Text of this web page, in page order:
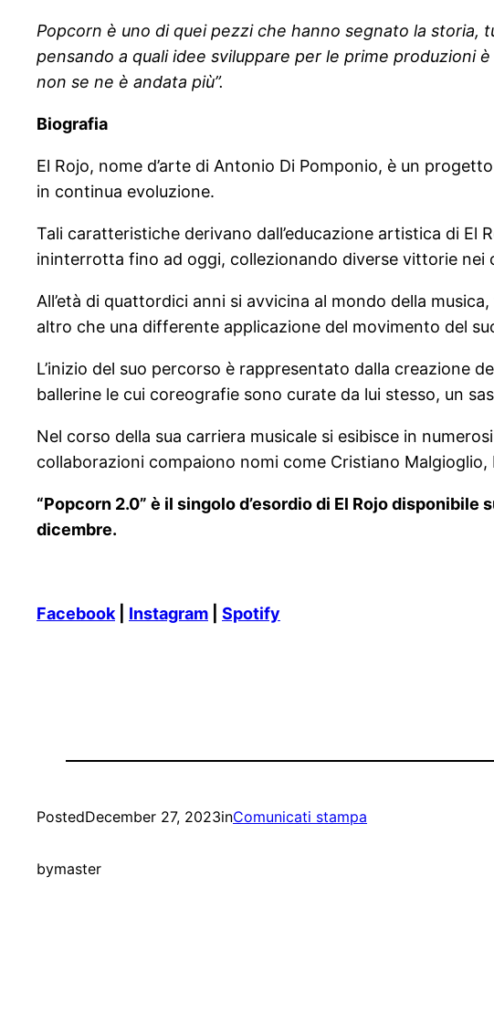
Popcorn è uno di quei pezzi che hanno segnato la storia,
pensando a quali idee sviluppare per le prime produzioni
non se ne è andata più”.
Biografia
El Rojo, nome d’arte di Antonio Di Pomponio, è un
in continua evoluzione.
Tali caratteristiche derivano dall’educazione artistica di El
ininterrotta fino ad oggi, collezionando diverse vittorie nei
All’età di quattordici anni si avvicina al mondo della
altro che una differente applicazione del movimento del
L’inizio del suo percorso è rappresentato dalla creazione
ballerine le cui coreografie sono curate da lui stesso, un
Nel corso della sua carriera musicale si esibisce in
collaborazioni compaiono nomi come Cristiano
“Popcorn 2.0” è il singolo d’esordio di El Rojo
dicembre.
Facebook| Instagram Spotify
PostedDecember 27, 2023inComunicati stampa
bymaster